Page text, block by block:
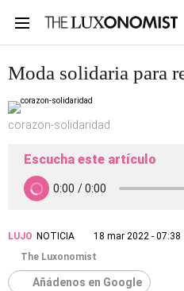
Moda solidaria para
corazon-solidaridad
Escucha este artículo
LUJO NOTICIA
18 mar 2022 - 07:38
The Luxonomist
Añádenos en Google